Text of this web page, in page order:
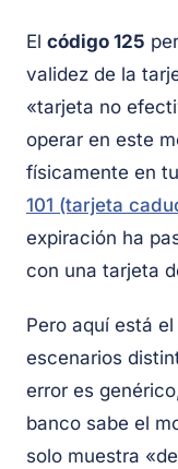
El código 125
validez de la
«tarjeta no
operar en este
físicamente en
101 (tarjeta
expiración ha
con una tarjeta
Pero aquí está
escenarios
error es
banco sabe el
solo muestra